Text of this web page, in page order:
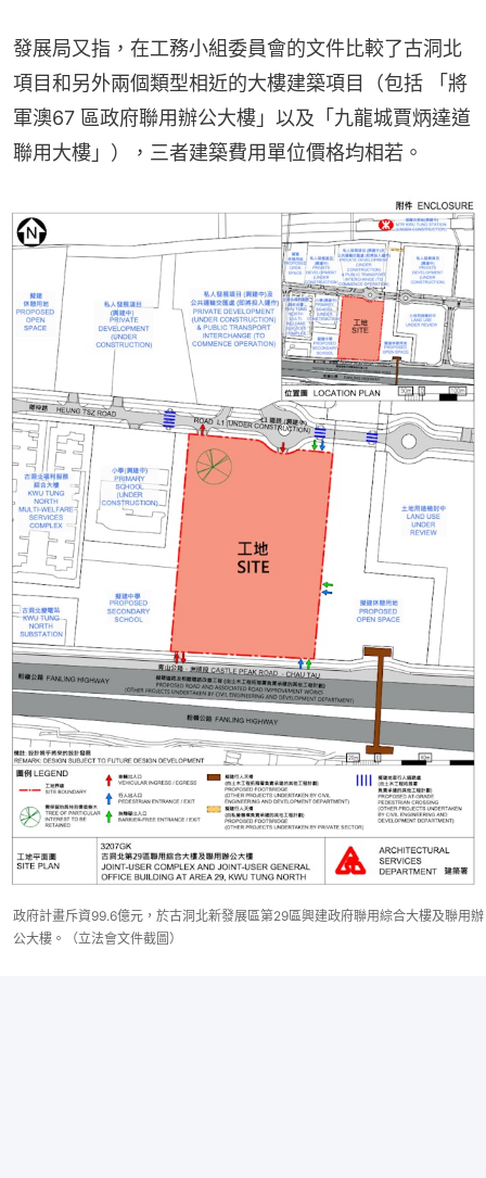
發展局又指，在工務小組委員會的文件比較了古洞北
項目和另外兩個類型相近的大樓建築項目（包括 「將
軍澳67 區政府聯用辦公大樓」以及「九龍城賈炳達道
聯用大樓」），三者建築費用單位價格均相若。
政府計畫斥資99.6億元，於古洞北新發展區第29區興建政府聯用綜合大樓及聯用辦
公大樓。（立法會文件截圖）